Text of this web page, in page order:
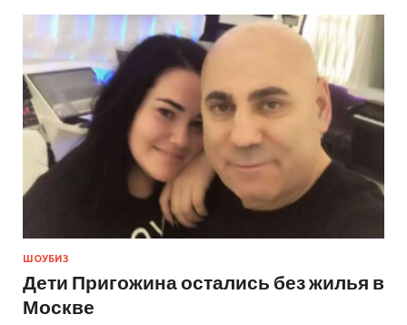
ШОУБИЗ
Дети Пригожина остались без жилья в
Москве